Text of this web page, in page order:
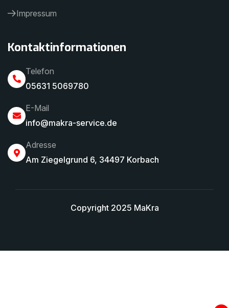
Impressum
Kontaktinformationen
Telefon
05631 5069780
E-Mail
info@makra-service.de
Adresse
Am Ziegelgrund 6, 34497 Korbach
Copyright 2025 MaKra